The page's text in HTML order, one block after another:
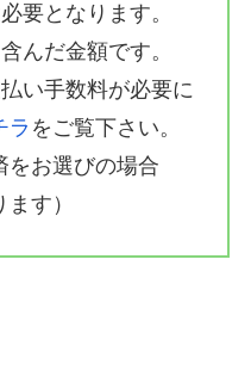
要となります。
んだ金額です。
い手数料が必要に
ラ をご覧下さい。
をお選びの場合
す）